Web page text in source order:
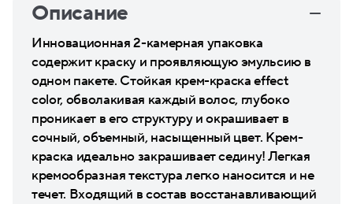
Описание
Инновационная 2-камерная упаковка
содержит краску и проявляющую эмульсию в
одном пакете. Стойкая крем-краска effect
color, обволакивая каждый волос, глубоко
проникает в его структуру и окрашивает в
сочный, объемный, насыщенный цвет. Крем-
краска идеально закрашивает седину! Легкая
кремообразная текстура легко наносится и не
течет. Входящий в состав восстанавливающий